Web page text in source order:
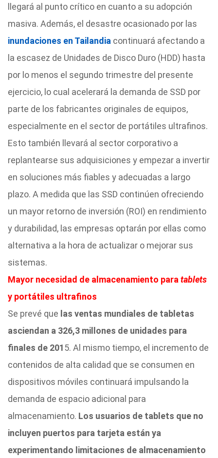
llegará al punto crítico en cuanto a su adopción
masiva. Además, el desastre ocasionado por las
inundaciones en Tailandia continuará afectando a
la escasez de Unidades de Disco Duro (HDD) hasta
por lo menos el segundo trimestre del presente
ejercicio, lo cual acelerará la demanda de SSD por
parte de los fabricantes originales de equipos,
especialmente en el sector de portátiles ultrafinos.
Esto también llevará al sector corporativo a
replantearse sus adquisiciones y empezar a invertir
en soluciones más fiables y adecuadas a largo
plazo. A medida que las SSD continúen ofreciendo
un mayor retorno de inversión (ROI) en rendimiento
y durabilidad, las empresas optarán por ellas como
alternativa a la hora de actualizar o mejorar sus
sistemas.
Mayor necesidad de almacenamiento para tablets
y portátiles ultrafinos
Se prevé que las ventas mundiales de tabletas
asciendan a 326,3 millones de unidades para
finales de 2015. Al mismo tiempo, el incremento de
contenidos de alta calidad que se consumen en
dispositivos móviles continuará impulsando la
demanda de espacio adicional para
almacenamiento. Los usuarios de tablets que no
incluyen puertos para tarjeta están ya
experimentando limitaciones de almacenamiento